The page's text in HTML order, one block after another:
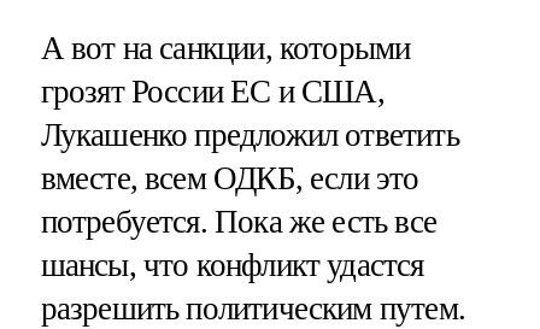
А вот на санкции, которыми
грозят России ЕС и США,
Лукашенко предложил ответить
вместе, всем ОДКБ, если это
потребуется. Пока же есть все
шансы, что конфликт удастся
разрешить политическим путем.